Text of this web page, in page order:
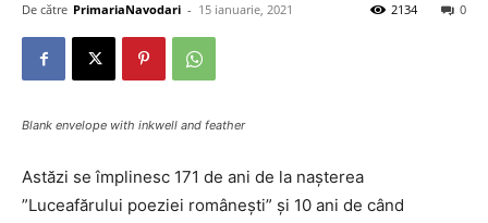
De către PrimariaNavodari - 15 ianuarie, 2021 0
2134
Blank envelope with inkwell and feather
Astăzi se împlinesc 171 de ani de la nașterea
”Luceafărului poeziei românești” și 10 ani de când